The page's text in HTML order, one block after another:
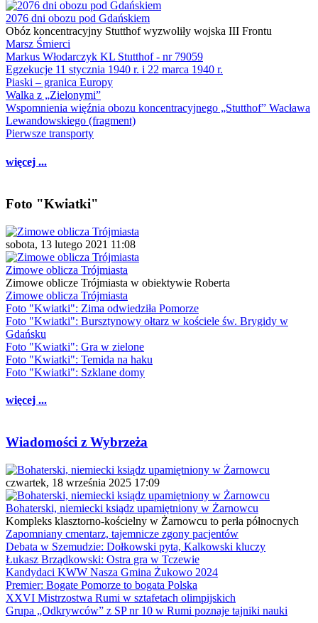
2076 dni obozu pod Gdańskiem
Obóz koncentracyjny Stutthof wyzwoliły wojska III Frontu
Marsz Śmierci
Markus Włodarczyk KL Stutthof - nr 79059
Egzekucje 11 stycznia 1940 r. i 22 marca 1940 r.
Piaski – granica Europy
Walka z „Zielonymi”
Wspomnienia więźnia obozu koncentracyjnego „Stutthof” Wacława
Lewandowskiego (fragment)
Pierwsze transporty
więcej ...
Foto "Kwiatki"
sobota, 13 lutego 2021 11:08
Zimowe oblicza Trójmiasta
Zimowe oblicze Trójmiasta w obiektywie Roberta
Zimowe oblicza Trójmiasta
Foto "Kwiatki": Zima odwiedziła Pomorze
Foto "Kwiatki": Bursztynowy ołtarz w kościele św. Brygidy w
Gdańsku
Foto "Kwiatki": Gra w zielone
Foto "Kwiatki": Temida na haku
Foto "Kwiatki": Szklane domy
więcej ...
Wiadomości z Wybrzeża
czwartek, 18 września 2025 17:09
Bohaterski, niemiecki ksiądz upamiętniony w Żarnowcu
Kompleks klasztorno-kościelny w Żarnowcu to perła północnych
Zapomniany cmentarz, tajemnicze zgony pacjentów
Debata w Szemudzie: Dołkowski pyta, Kalkowski kluczy
Łukasz Brządkowski: Ostra gra w Tczewie
Kandydaci KWW Nasza Gmina Żukowo 2024
Premier: Bogate Pomorze to bogata Polska
XXVI Mistrzostwa Rumi w sztafetach olimpijskich
Grupa „Odkrywców” z SP nr 10 w Rumi poznaje tajniki nauki